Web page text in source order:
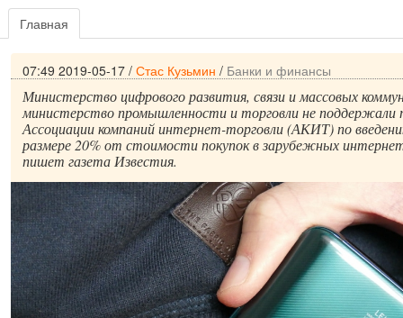
Главная
07:49 2019-05-17 / Стас Кузьмин / Банки и финансы
Министерство цифрового развития, связи и массовых
министерство промышленности и торговли не поддержали
Ассоциации компаний интернет-торговли (АКИТ) по
размере 20% от стоимости покупок в зарубежных
пишет газета Известия.